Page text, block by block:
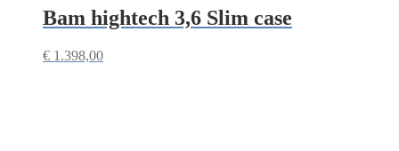
Bam hightech 3,6 Slim case
€ 1.398,00